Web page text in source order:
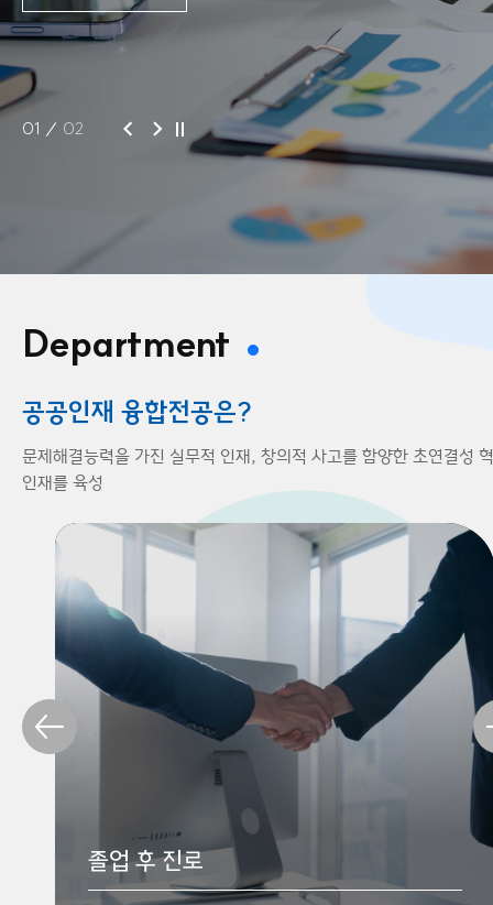
01 02
Department
공공인재 융합전공은?
문제해결능력을 가진 실무적 인재, 창의적 사고를 함양한 초연결성
인재를 육성
전공소개
교육목표
졸업 후 진로